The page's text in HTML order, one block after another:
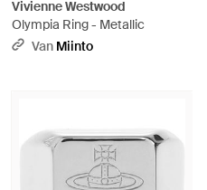
Vivienne Westwood
Olympia Ring - Metallic
Van Miinto